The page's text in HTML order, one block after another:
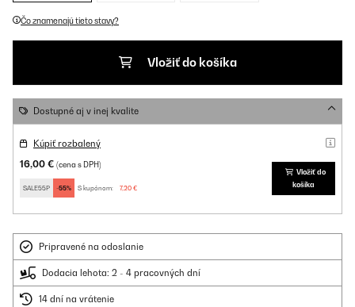
Čo znamenajú tieto stavy?
Vložiť do košíka
Dostupné aj v inej kvalite
Kúpiť rozbalený
16,00 € (cena s DPH)
SALE55P -55% S kupónom: 7,20 €
Vložiť do
košíka
Pripravené na odoslanie
Dodacia lehota: 2 - 4 pracovných dní
14 dní na vrátenie